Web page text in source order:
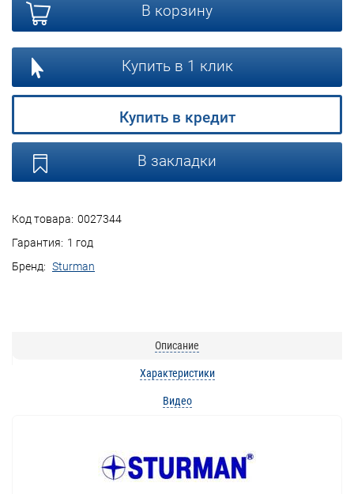
Код товара: 0027344
Гарантия: 1 год
Бренд: Sturman
В корзину
Купить в 1 клик
Купить в кредит
В закладки
Описание
Характеристики
Видео